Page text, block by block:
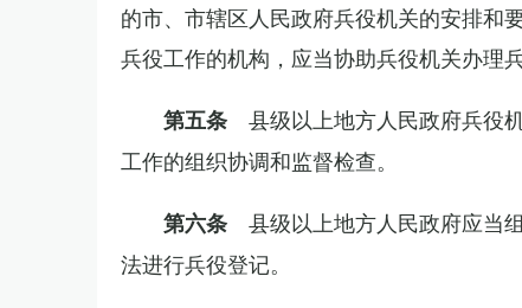
的市、市辖区人民政府兵役机关的安排和
兵役工作的机构，应当协助兵役机关办理
第五条 县级以上地方人民政府兵役
工作的组织协调和监督检查。
第六条 县级以上地方人民政府应当
法进行兵役登记。